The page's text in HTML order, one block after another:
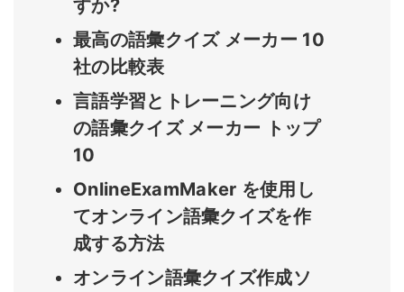
すか?
最高の語彙クイズ メーカー 10
社の比較表
言語学習とトレーニング向け
の語彙クイズ メーカー トップ
10
OnlineExamMaker を使用し
てオンライン語彙クイズを作
成する方法
オンライン語彙クイズ作成ソ